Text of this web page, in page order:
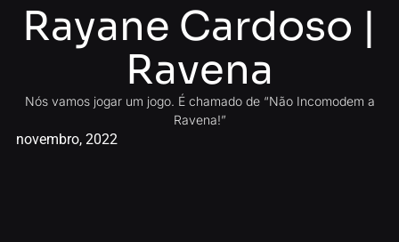
Rayane Cardoso |
Ravena
Nós vamos jogar um jogo. É chamado de “Não Incomodem a
Ravena!”
novembro, 2022